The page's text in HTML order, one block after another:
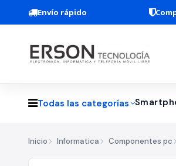
Envío rápido
Todas las categorías
Inicio Informatica Componentes pc